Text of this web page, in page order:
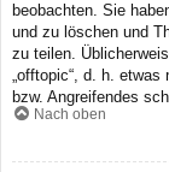
beobachten. Sie
und zu löschen und
zu teilen.
„offtopic“, d. h.
bzw. Angreifendes
Nach oben